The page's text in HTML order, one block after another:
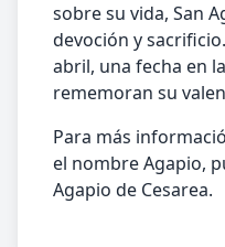
sobre su vida, San
devoción y
abril, una fecha en
rememoran su
Para más
el nombre Agapio,
Agapio de Cesarea.